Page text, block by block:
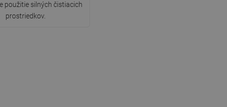
použitie silných čistiacich
prostriedkov.